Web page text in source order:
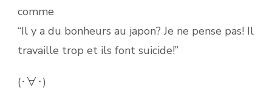
comme
“Il y a du bonheurs au japon? Je ne pense pas! Il
travaille trop et ils font suicide!”
(･∀･)